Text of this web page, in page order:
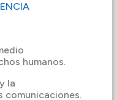
humanos.
la
comunicaciones.